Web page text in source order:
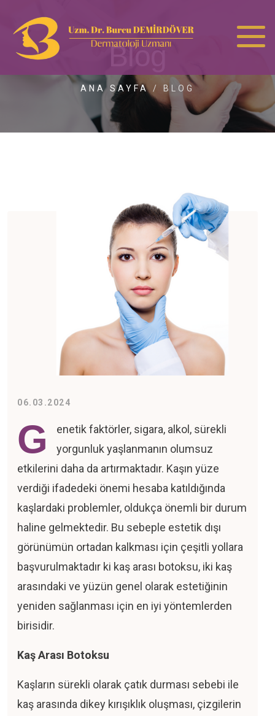
Blog
ANA SAYFA / BLOG
06.03.2024
G
enetik faktörler, sigara, alkol, sürekli
yorgunluk yaşlanmanın olumsuz
etkilerini daha da artırmaktadır. Kaşın yüze
verdiği ifadedeki önemi hesaba katıldığında
kaşlardaki problemler, oldukça önemli bir durum
haline gelmektedir. Bu sebeple estetik dışı
görünümün ortadan kalkması için çeşitli yollara
başvurulmaktadır ki kaş arası botoksu, iki kaş
arasındaki ve yüzün genel olarak estetiğinin
yeniden sağlanması için en iyi yöntemlerden
birisidir.
Kaş Arası Botoksu
Kaşların sürekli olarak çatık durması sebebi ile
kaş arasında dikey kırışıklık oluşması, çizgilerin